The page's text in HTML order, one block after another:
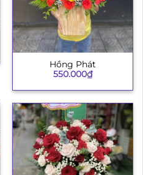
Hồng Phát
550.000₫